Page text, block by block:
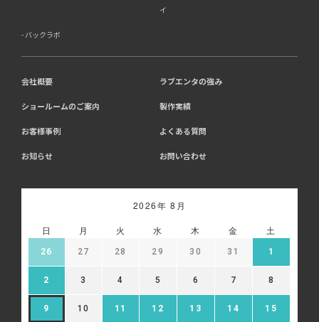
イ
バックラボ
会社概要 ラブエンタの強み
ショールームのご案内 製作実績
お客様事例 よくある質問
お知らせ お問い合わせ
2026年 8月
日 月 火 水 木 金 土
26 27 28 29 30 31 1
2 3 4 5 6 7 8
9 10 11 12 13 14 15